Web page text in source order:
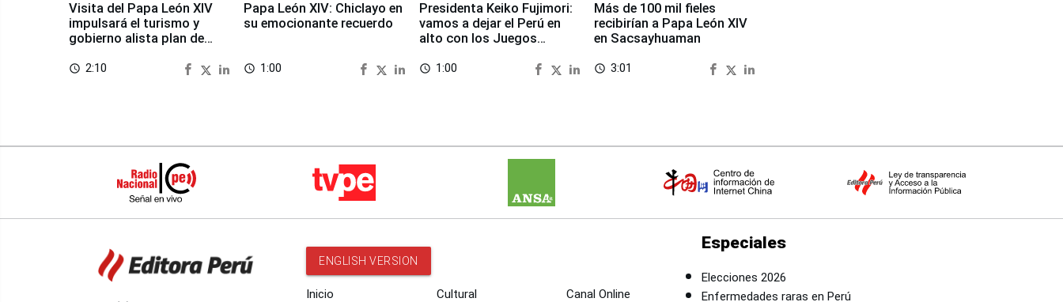
Visita del Papa León XIV
impulsará el turismo y
gobierno alista plan de
access_time 2:10
Papa León XIV: Chiclayo en
su emocionante recuerdo
access_time 1:00
Presidenta Keiko Fujimori:
vamos a dejar el Perú en
alto con los Juegos
access_time 1:00
Más de 100 mil fieles
recibirían a Papa León XIV
en Sacsayhuaman
access_time 3:01
ENGLISH VERSION
Inicio Cultural Canal Online
Especiales
Elecciones 2026
Enfermedades raras en Perú